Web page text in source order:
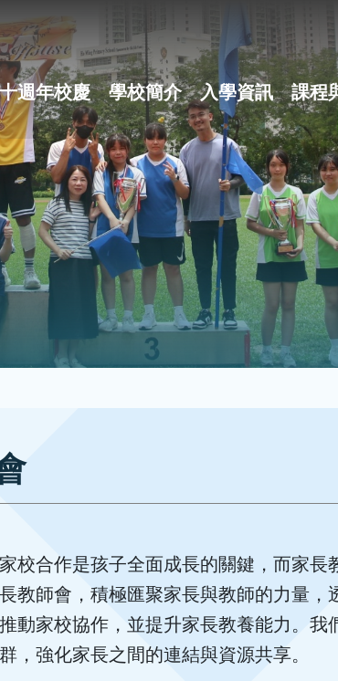
週年校慶 學校簡介 入學資訊 課程
校合作是孩子全面成長的關鍵，而家長
教師會，積極匯聚家長與教師的力量，
動家校協作，並提升家長教養能力。
，強化家長之間的連結與資源共享。